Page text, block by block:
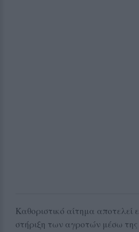
Καθοριστικό αίτημα αποτελεί
στήριξη των αγροτών μέσω της